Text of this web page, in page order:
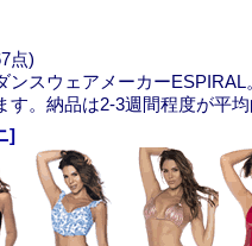
点)
ンスウェアメーカー
す。納品は2-3週間程度が平
]